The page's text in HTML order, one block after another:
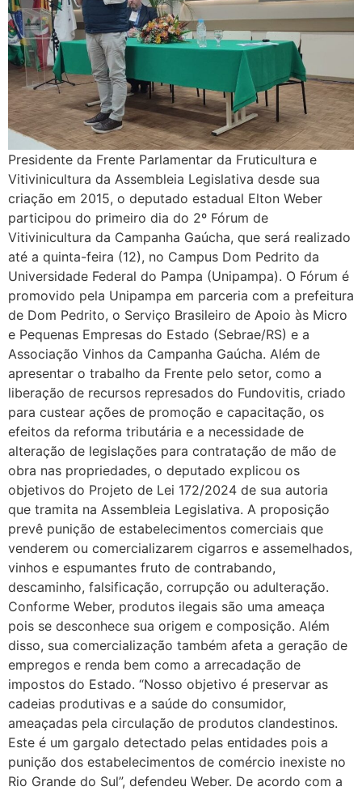
Presidente da Frente Parlamentar da Fruticultura e
Vitivinicultura da Assembleia Legislativa desde sua
criação em 2015, o deputado estadual Elton Weber
participou do primeiro dia do 2º Fórum de
Vitivinicultura da Campanha Gaúcha, que será realizado
até a quinta-feira (12), no Campus Dom Pedrito da
Universidade Federal do Pampa (Unipampa). O Fórum é
promovido pela Unipampa em parceria com a prefeitura
de Dom Pedrito, o Serviço Brasileiro de Apoio às Micro
e Pequenas Empresas do Estado (Sebrae/RS) e a
Associação Vinhos da Campanha Gaúcha. Além de
apresentar o trabalho da Frente pelo setor, como a
liberação de recursos represados do Fundovitis, criado
para custear ações de promoção e capacitação, os
efeitos da reforma tributária e a necessidade de
alteração de legislações para contratação de mão de
obra nas propriedades, o deputado explicou os
objetivos do Projeto de Lei 172/2024 de sua autoria
que tramita na Assembleia Legislativa. A proposição
prevê punição de estabelecimentos comerciais que
venderem ou comercializarem cigarros e assemelhados,
vinhos e espumantes fruto de contrabando,
descaminho, falsificação, corrupção ou adulteração.
Conforme Weber, produtos ilegais são uma ameaça
pois se desconhece sua origem e composição. Além
disso, sua comercialização também afeta a geração de
empregos e renda bem como a arrecadação de
impostos do Estado. “Nosso objetivo é preservar as
cadeias produtivas e a saúde do consumidor,
ameaçadas pela circulação de produtos clandestinos.
Este é um gargalo detectado pelas entidades pois a
punição dos estabelecimentos de comércio inexiste no
Rio Grande do Sul”, defendeu Weber. De acordo com a